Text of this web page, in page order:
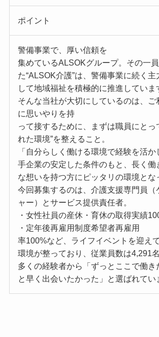
ポイント
警備事業で、厚い信頼を
集めているALSOKグループ。その一
た“ALSOK介護”は、警備事業に続く主
して地域福祉を積極的に推進していま
そんな当社が大切にしているのは、ご
に思いやりを持
って接するために、まずは職員にとっ
れた環境”を整えること。
「自分らしく働ける環境で経験を活
手企業の安定した条件のもと、長く働
な想いを持つ方にピッタリの環境とな
今回募集するのは、介護支援専門員（
ャー）とサービス提供責任者。
・女性社員の産休・育休の取得実績
・定年後再雇用制度希望者再雇用
率100%など、ライフイベントを迎え
環境が整っており、従業員数は4,291名
多くの経験者から「ずっとここで働き
と早く出会いたかった」と選ばれてい